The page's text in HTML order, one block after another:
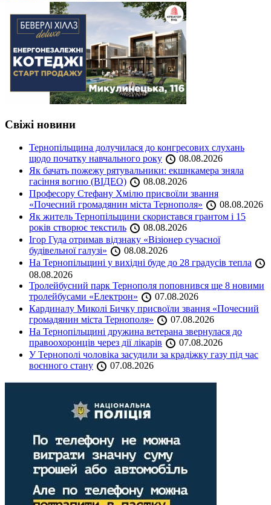
Свіжі новини
Тернопільщина долучилася до конгресових слухань
щодо початку навчального року
08.08.2026
Як бачать пожежу рятувальники: екшнкамера зняла
гасіння вогню (ВІДЕО)
08.08.2026
Професору Стефану Хмілю присвоїли звання
«Почесний громадянин міста Тернополя»
08.08.2026
Як житель Тернопільщини скористався грантом і 15
років створює текстиль
08.08.2026
Ігор Гуда отримав відзнаку «Візіонер сучасної
будівельної галузі»
08.08.2026
На Тернопільщині у вихідні буде до 28 градусів тепла
08.08.2026
Тролейбусний парк Тернополя поповнився ще 8 новими
тролейбусами «Електрон»
07.08.2026
Кардиналу Миколі Бичку присвоїли звання «Почесний
громадянин міста Тернополя»
07.08.2026
На Тернопільщині дружина ветерана звернулася до
правоохоронців через дії лікарів
07.08.2026
У Тернополі чоловіка засудили за крадіжку газу під час
воєнного стану
07.08.2026